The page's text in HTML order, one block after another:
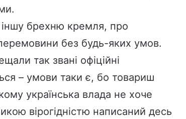
іншу брехню кремля, про
без будь-яких умов.
так звані офіційні
– умови таки є, бо товариш
українська влада не хоче
вірогідністю написаний десь